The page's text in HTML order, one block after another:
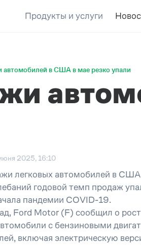
Продукты и услуги
автомобилей в США в мае резко упали
2025, 16:10
легковых автомобилей в
годовой темп продаж
пандемии COVID-19.
Ford Motor (F) сообщил о
с бензиновыми
включая электрическую